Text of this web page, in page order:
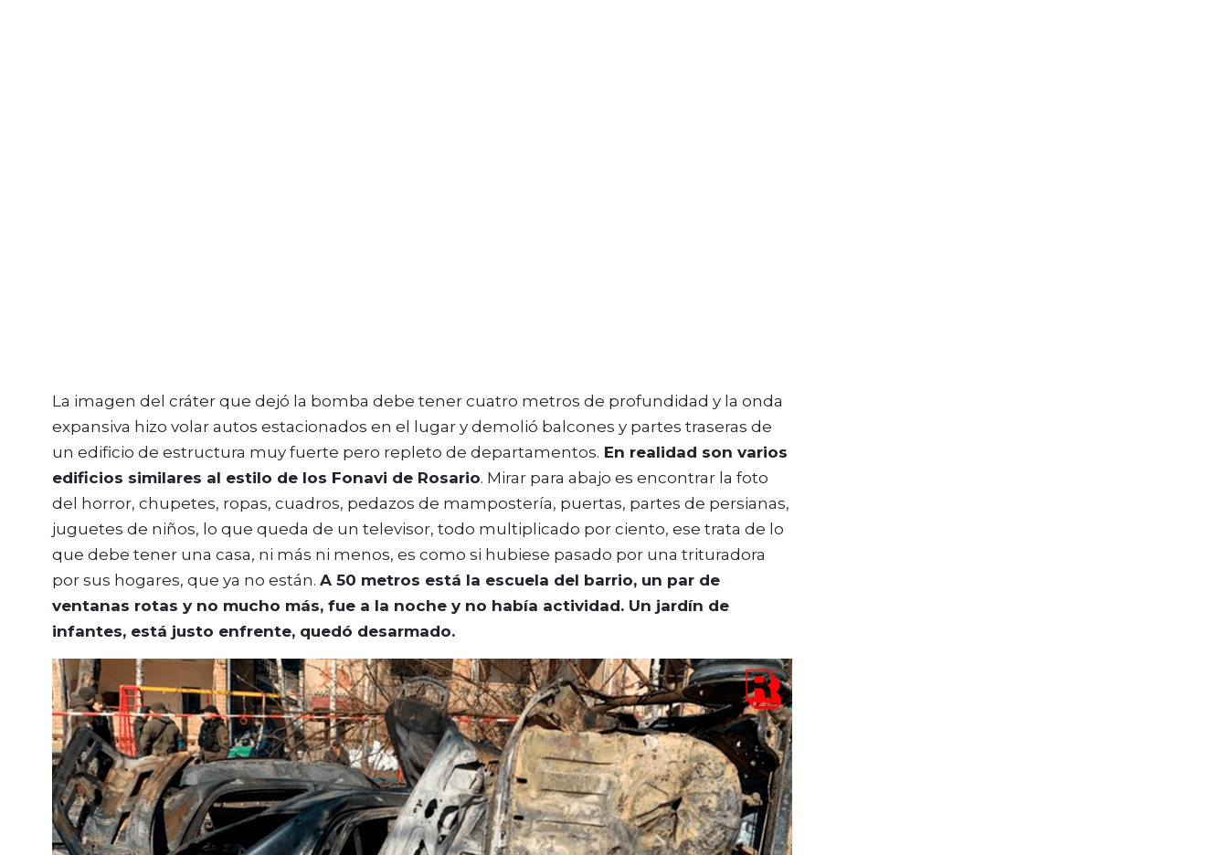
La imagen del cráter que dejó la bomba debe tener cuatro metros de profundidad y la onda
expansiva hizo volar autos estacionados en el lugar y demolió balcones y partes traseras de
un edificio de estructura muy fuerte pero repleto de departamentos. En realidad son varios
edificios similares al estilo de los Fonavi de Rosario. Mirar para abajo es encontrar la foto
del horror, chupetes, ropas, cuadros, pedazos de mampostería, puertas, partes de persianas,
juguetes de niños, lo que queda de un televisor, todo multiplicado por ciento, ese trata de lo
que debe tener una casa, ni más ni menos, es como si hubiese pasado por una trituradora
por sus hogares, que ya no están. A 50 metros está la escuela del barrio, un par de
ventanas rotas y no mucho más, fue a la noche y no había actividad. Un jardín de
infantes, está justo enfrente, quedó desarmado.